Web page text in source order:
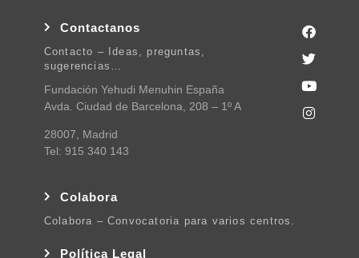
Contactanos
Contacto – Ideas, preguntas,
sugerencias…
Fundación Yehudi Menuhin España
Avda. Ciudad de Barcelona, 208 – 1º A
28007, Madrid
Tel: 915 340 143
Colabora
Colabora – Convocatoria para varios centros.
Política Legal